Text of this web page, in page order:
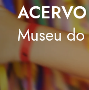
ACERVO
Museu do